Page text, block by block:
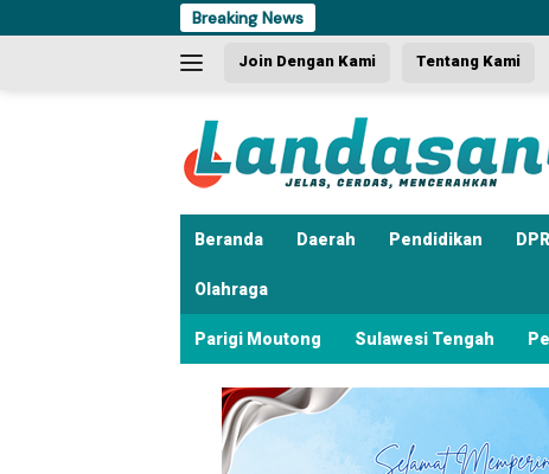
ke
Breaking News
Join Dengan Kami Tentang Kami
Beranda Daerah Pendidikan
Olahraga
Parigi Moutong Sulawesi Tengah